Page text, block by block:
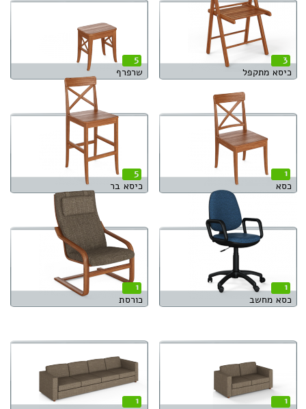
3
כיסא מתקפל
5
שרפרף
1
כסא
5
כיסא בר
1
כסא מחשב
1
כורסת
1
1